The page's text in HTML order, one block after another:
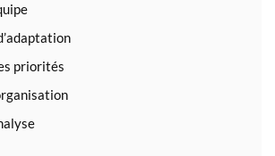
priorités